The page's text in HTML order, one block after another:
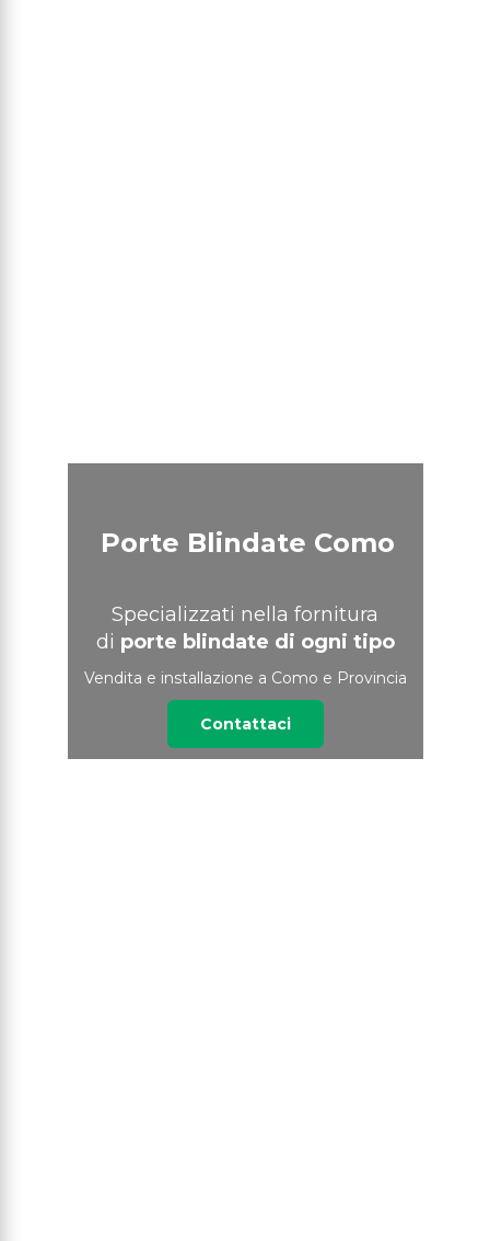
Porte Blindate Como
Specializzati nella fornitura
di porte blindate di ogni tipo
Vendita e installazione a Como e Provincia
Contattaci